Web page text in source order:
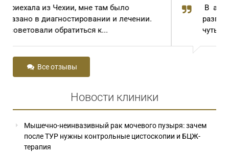
В автобусе случайно услышала
разговор двух пожилых женщин. Одна,
чуть не плача, говорила: « И...
Все отзывы
Новости клиники
Мышечно-неинвазивный рак мочевого пузыря: зачем
после ТУР нужны контрольные цистоскопии и БЦЖ-
терапия